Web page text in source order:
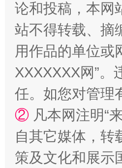
论和投稿，本网
站不得转载、摘
用作品的单位或
XXXXXXX网”
任。如您对管理
② 凡本网注明“
自其它媒体，转
策及文化和展示